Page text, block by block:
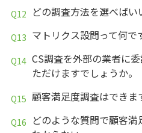
どの調査方法を選べばい
マトリクス設問って何で
CS調査を外部の業者に
ただけますでしょうか。
顧客満足度調査はできま
どのような質問で顧客